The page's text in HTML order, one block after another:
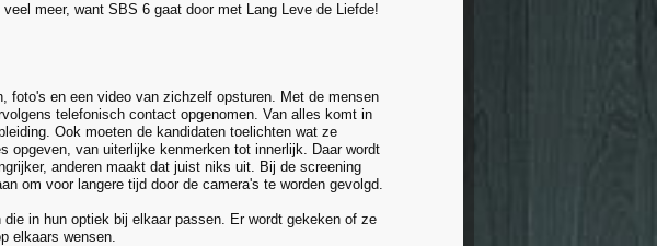
meer, want SBS 6 gaat door met Lang Leve de Liefde!
foto's en een video van zichzelf opsturen. Met de mensen
telefonisch contact opgenomen. Van alles komt in
Ook moeten de kandidaten toelichten wat ze
opgeven, van uiterlijke kenmerken tot innerlijk. Daar wordt
anderen maakt dat juist niks uit. Bij de screening
om voor langere tijd door de camera's te worden gevolgd.
in hun optiek bij elkaar passen. Er wordt gekeken of ze
elkaars wensen.